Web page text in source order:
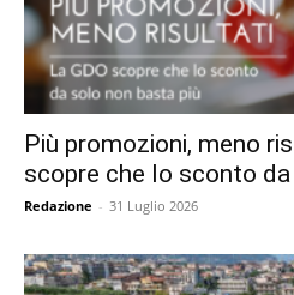
Più promozioni, meno
scopre che lo sconto
Redazione - 31 Luglio 2026